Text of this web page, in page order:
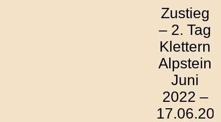
Zustieg
– 2. Tag
Klettern
Alpstein
Juni
2022 –